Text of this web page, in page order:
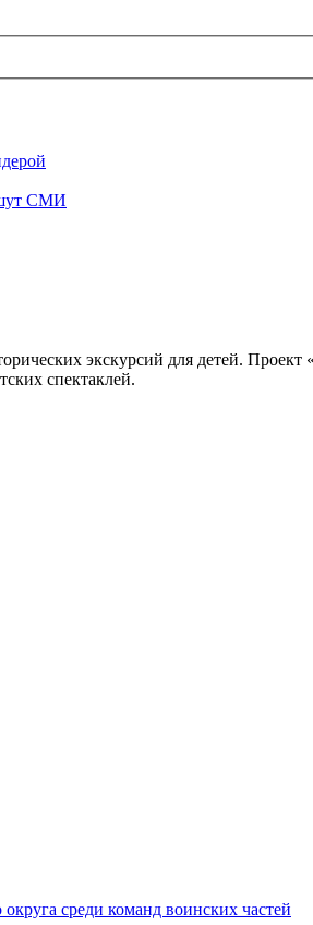
СМИ
экскурсий для детей.
спектаклей.
среди команд воинских частей